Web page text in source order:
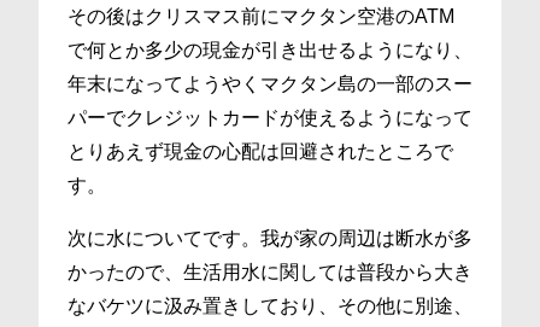
その後はクリスマス前にマクタン空港のATM
で何とか多少の現金が引き出せるようになり、
年末になってようやくマクタン島の一部のスー
パーでクレジットカードが使えるようになって
とりあえず現金の心配は回避されたところで
す。
次に水についてです。我が家の周辺は断水が多
かったので、生活用水に関しては普段から大き
なバケツに汲み置きしており、その他に別途、